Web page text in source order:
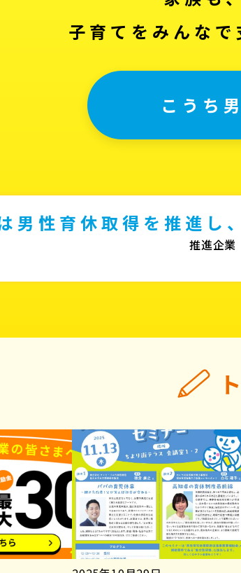
子育てをみんな
こうち
男性育休取得を推進し
推進企